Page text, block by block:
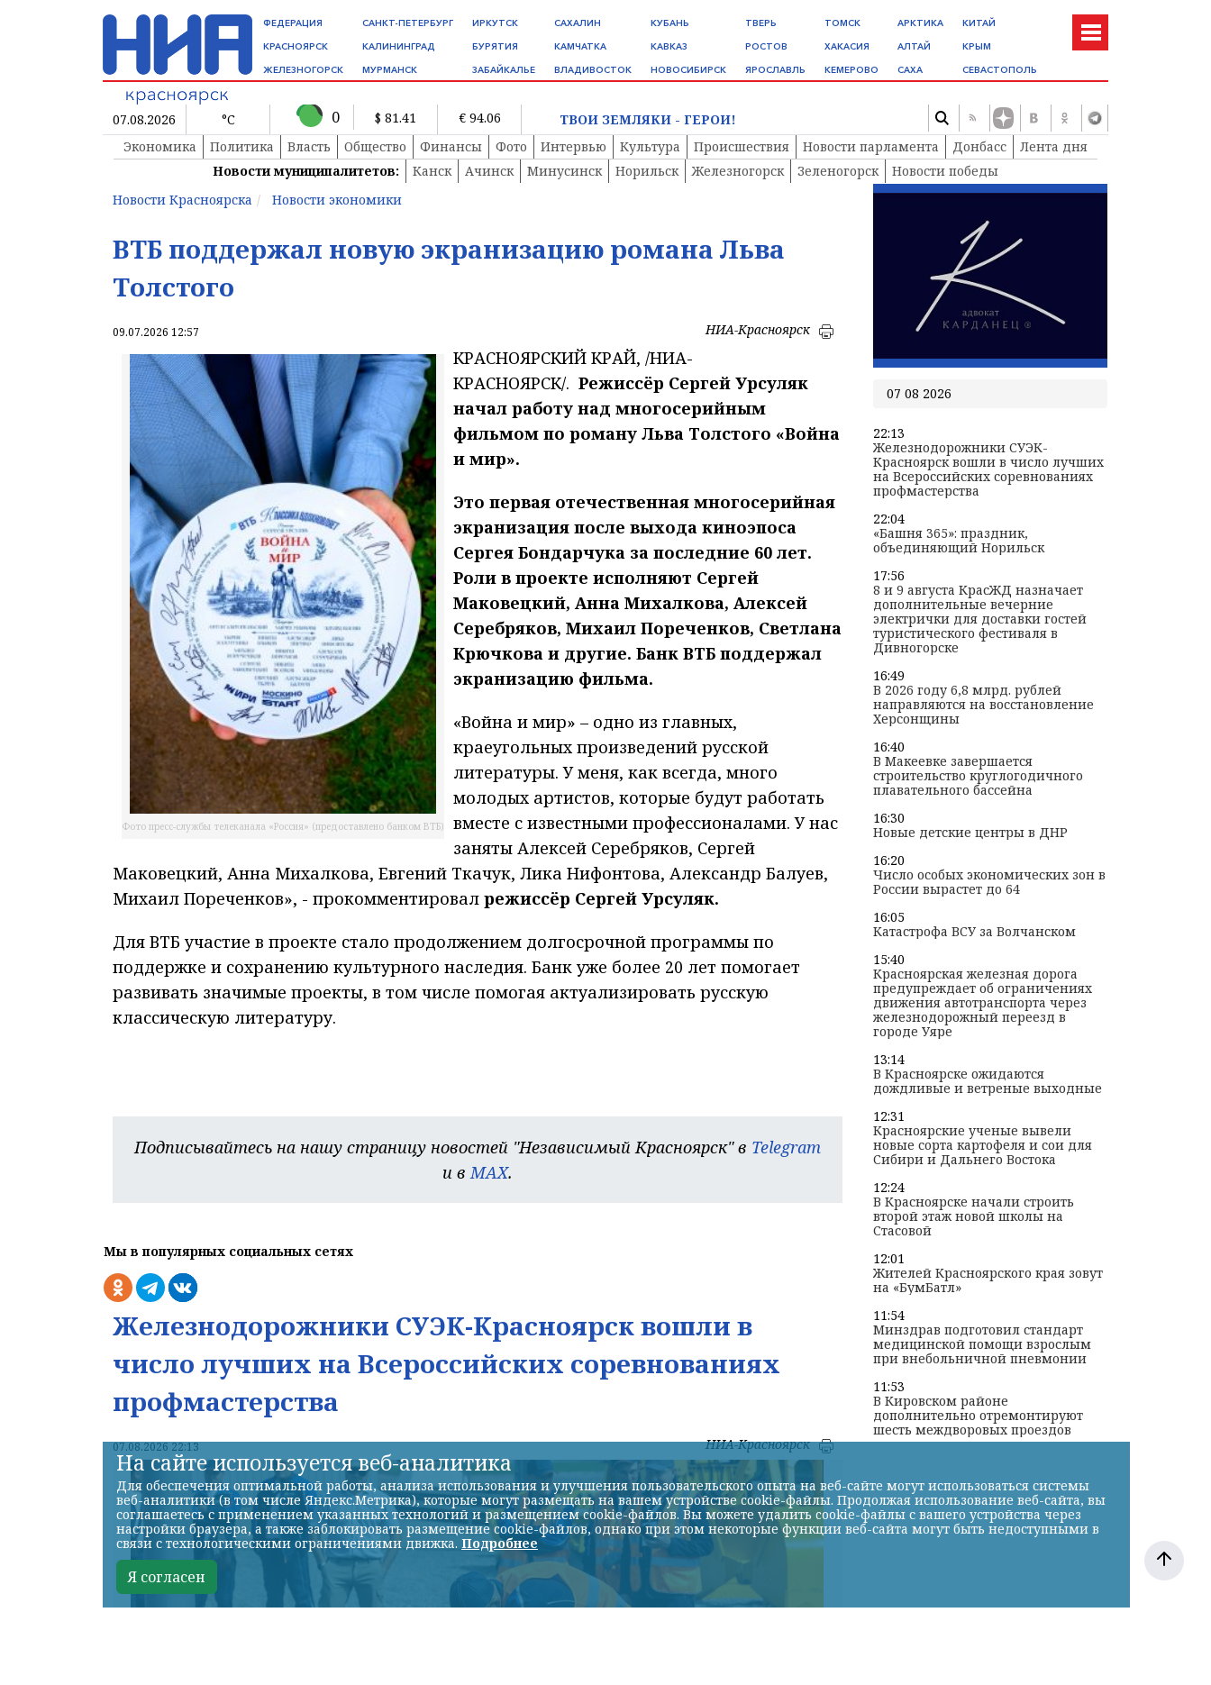
ФЕДЕРАЦИЯ
КРАСНОЯРСК
ЖЕЛЕЗНОГОРСК
САНКТ-ПЕТЕРБУРГ
КАЛИНИНГРАД
МУРМАНСК
ИРКУТСК
БУРЯТИЯ
ЗАБАЙКАЛЬЕ
САХАЛИН
КАМЧАТКА
ВЛАДИВОСТОК
КУБАНЬ
КАВКАЗ
НОВОСИБИРСК
ТВЕРЬ
РОСТОВ
ЯРОСЛАВЛЬ
ТОМСК
ХАКАСИЯ
КЕМЕРОВО
АРКТИКА
АЛТАЙ
САХА
КИТАЙ
КРЫМ
СЕВАСТОПОЛЬ
07.08.2026 °C 0 $ 81.41 € 94.06
ТВОИ ЗЕМЛЯКИ - ГЕРОИ!
Экономика
Политика Власть Общество Финансы Фото Интервью Культура Происшествия Новости парламента Донбасс
Лента дня
Новости муниципалитетов:
Канск Ачинск Минусинск Норильск Железногорск Зеленогорск
Новости победы
Новости Красноярска
Новости экономики
ВТБ поддержал новую экранизацию романа Льва
Толстого
09.07.2026 12:57 НИА-Красноярск
Фото пресс-службы телеканала «Россия» (предоставлено банком ВТБ)
КРАСНОЯРСКИЙ КРАЙ, /НИА-
КРАСНОЯРСК/. Режиссёр Сергей Урсуляк
начал работу над многосерийным
фильмом по роману Льва Толстого «Война
и мир».
Это первая отечественная многосерийная
экранизация после выхода киноэпоса
Сергея Бондарчука за последние 60 лет.
Роли в проекте исполняют Сергей
Маковецкий, Анна Михалкова, Алексей
Серебряков, Михаил Пореченков, Светлана
Крючкова и другие. Банк ВТБ поддержал
экранизацию фильма.
«Война и мир» – одно из главных,
краеугольных произведений русской
литературы. У меня, как всегда, много
молодых артистов, которые будут работать
вместе с известными профессионалами. У нас
заняты Алексей Серебряков, Сергей
Маковецкий, Анна Михалкова, Евгений Ткачук, Лика Нифонтова, Александр Балуев,
Михаил Пореченков», - прокомментировал режиссёр Сергей Урсуляк.
Для ВТБ участие в проекте стало продолжением долгосрочной программы по
поддержке и сохранению культурного наследия. Банк уже более 20 лет помогает
развивать значимые проекты, в том числе помогая актуализировать русскую
классическую литературу.
Подписывайтесь на нашу страницу новостей "Независимый Красноярск" в Telegram
и вMAX.
Мы в популярных социальных сетях
Железнодорожники СУЭК-Красноярск вошли в
число лучших на Всероссийских соревнованиях
профмастерства
07.08.2026 22:13 НИА-Красноярск
07 08 2026
22:13
Железнодорожники СУЭК-
Красноярск вошли в число лучших
на Всероссийских соревнованиях
профмастерства
22:04
«Башня 365»: праздник,
объединяющий Норильск
17:56
8 и 9 августа КрасЖД назначает
дополнительные вечерние
электрички для доставки гостей
туристического фестиваля в
Дивногорске
16:49
В 2026 году 6,8 млрд. рублей
направляются на восстановление
Херсонщины
16:40
В Макеевке завершается
строительство круглогодичного
плавательного бассейна
16:30
Новые детские центры в ДНР
16:20
Число особых экономических зон в
России вырастет до 64
16:05
Катастрофа ВСУ за Волчанском
15:40
Красноярская железная дорога
предупреждает об ограничениях
движения автотранспорта через
железнодорожный переезд в
городе Уяре
13:14
В Красноярске ожидаются
дождливые и ветреные выходные
12:31
Красноярские ученые вывели
новые сорта картофеля и сои для
Сибири и Дальнего Востока
12:24
В Красноярске начали строить
второй этаж новой школы на
Стасовой
12:01
Жителей Красноярского края зовут
на «БумБатл»
11:54
Минздрав подготовил стандарт
медицинской помощи взрослым
при внебольничной пневмонии
11:53
В Кировском районе
дополнительно отремонтируют
шесть междворовых проездов
На сайте используется веб-аналитика
Для обеспечения оптимальной работы, анализа использования и улучшения пользовательского опыта на веб-сайте могут использоваться системы
веб-аналитики (в том числе Яндекс.Метрика), которые могут размещать на вашем устройстве cookie-файлы. Продолжая использование веб-сайта, вы
соглашаетесь с применением указанных технологий и размещением cookie-файлов. Вы можете удалить cookie-файлы с вашего устройства через
настройки браузера, а также заблокировать размещение cookie-файлов, однако при этом некоторые функции веб-сайта могут быть недоступными в
связи с технологическими ограничениями движка. Подробнее
Я согласен